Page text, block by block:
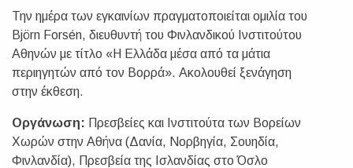
Την ημέρα των εγκαινίων πραγματοποιείται ομιλία του
Björn Forsén, διευθυντή του Φινλανδικού Ινστιτούτου
Αθηνών με τίτλο «Η Ελλάδα μέσα από τα μάτια
περιηγητών από τον Βορρά». Ακολουθεί ξενάγηση
στην έκθεση.
Οργάνωση: Πρεσβείες και Ινστιτούτα των Βορείων
Χωρών στην Αθήνα (Δανία, Νορβηγία, Σουηδία,
Φινλανδία), Πρεσβεία της Ισλανδίας στο Όσλο